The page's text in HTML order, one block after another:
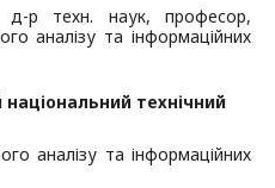
д-р техн. наук, професор,
аналізу та інформаційних
національний технічний
аналізу та інформаційних